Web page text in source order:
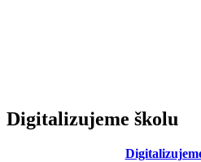
Digitalizujeme školu